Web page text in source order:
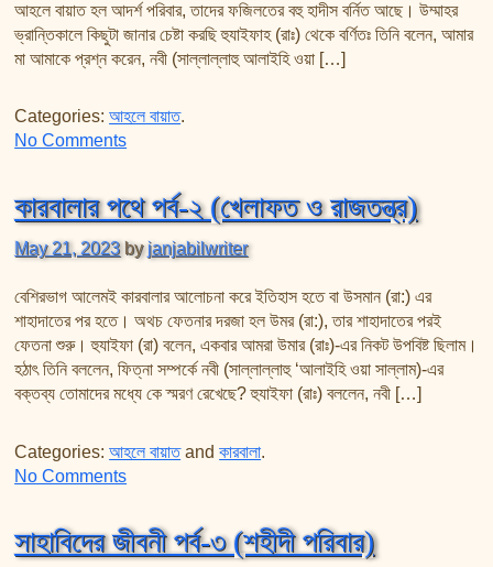
আহলে বায়াত হল আদর্শ পরিবার, তাদের ফজিলতের বহু হাদীস বর্নিত আছে। উম্মাহর
ভ্রান্তিকালে কিছুটা জানার চেষ্টা করছি হুযাইফাহ (রাঃ) থেকে বর্ণিতঃ তিনি বলেন, আমার
মা আমাকে প্রশ্ন করেন, নবী (সাল্লাল্লাহু আলাইহি ওয়া […]
Categories: আহলে বায়াত.
No Commentson জান্নাতের নেতা ও নেত্রী (আদর্শ পরিবার – আহলে বায়াত)
কারবালার পথে পর্ব-২ (খেলাফত ও রাজতন্ত্র)
May 21, 2023 byjanjabilwriter
বেশিরভাগ আলেমই কারবালার আলোচনা করে ইতিহাস হতে বা উসমান (রা:) এর
শাহাদাতের পর হতে। অথচ ফেতনার দরজা হল উমর (রা:), তার শাহাদাতের পরই
ফেতনা শুরু। হুযাইফা (রা) বলেন, একবার আমরা উমার (রাঃ)-এর নিকট উপবিষ্ট ছিলাম।
হঠাৎ তিনি বললেন, ফিত্‌না সম্পর্কে নবী (সাল্লাল্লাহু ‘আলাইহি ওয়া সাল্লাম)-এর
বক্তব্য তোমাদের মধ্যে কে স্মরণ রেখেছে? হুযাইফা (রাঃ) বললেন, নবী […]
Categories: আহলে বায়াতandকারবালা.
No Commentson কারবালার পথে পর্ব-২ (খেলাফত ও রাজতন্ত্র)
সাহাবিদের জীবনী পর্ব-৩ (শহীদী পরিবার)